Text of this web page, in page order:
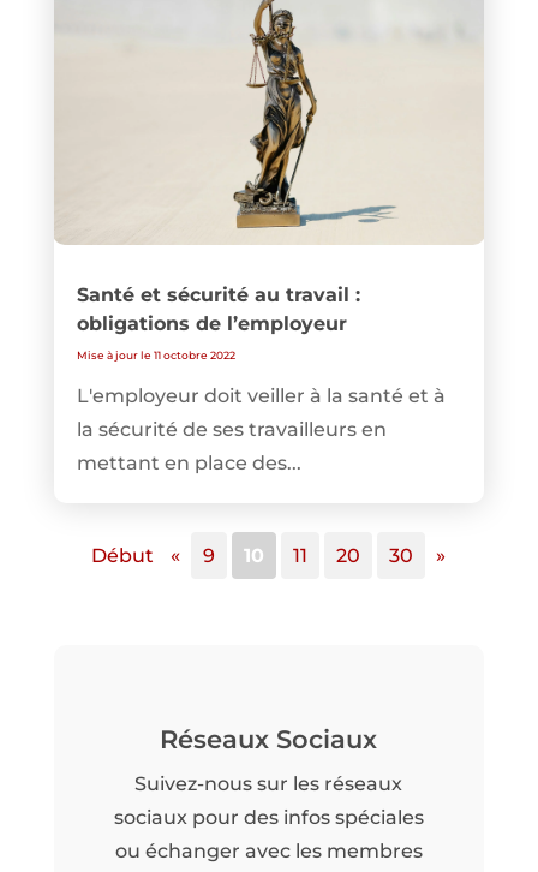
Santé et sécurité au travail :
obligations de l’employeur
Mise à jour le 11 octobre 2022
L'employeur doit veiller à la santé et à
la sécurité de ses travailleurs en
mettant en place des...
Début « 9 10 11 20 30 »
Réseaux Sociaux
Suivez-nous sur les réseaux
sociaux pour des infos spéciales
ou échanger avec les membres